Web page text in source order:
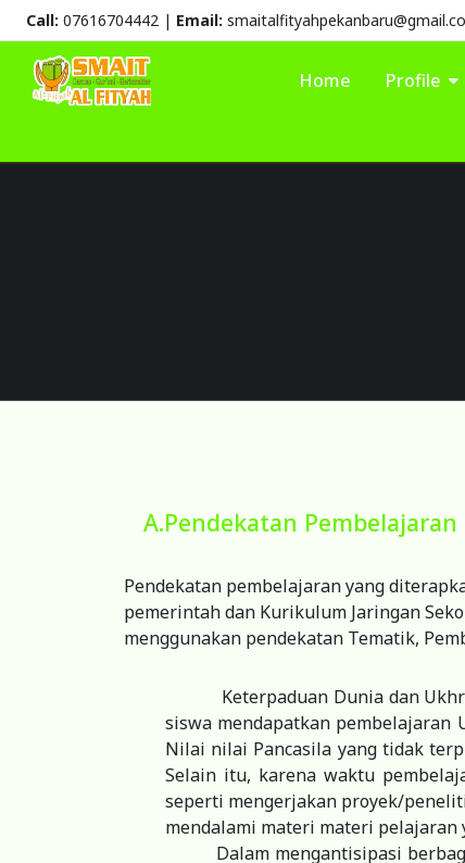
Call: 07616704442 | Email:
Home Profile
A.Pendekatan Pembelajaran
Pendekatan pembelajaran yang
pemerintah dan Kurikulum Jaringan
menggunakan pendekatan Tematik,
Keterpaduan Dunia dan
siswa mendapatkan pembelajaran
Nilai nilai Pancasila yang tidak
Selain itu, karena waktu
seperti mengerjakan proyek/
mendalami materi materi
Dalam mengantisipasi